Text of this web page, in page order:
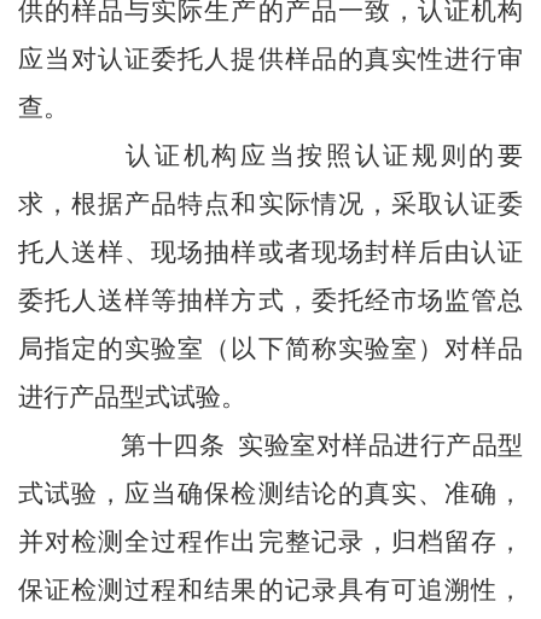
供的样品与实际生产的产品一致，认证机构
应当对认证委托人提供样品的真实性进行审
查。
认证机构应当按照认证规则的要
求，根据产品特点和实际情况，采取认证委
托人送样、现场抽样或者现场封样后由认证
委托人送样等抽样方式，委托经市场监管总
局指定的实验室（以下简称实验室）对样品
进行产品型式试验。
第十四条 实验室对样品进行产品型
式试验，应当确保检测结论的真实、准确，
并对检测全过程作出完整记录，归档留存，
保证检测过程和结果的记录具有可追溯性，